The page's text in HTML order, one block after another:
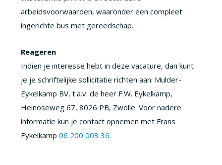
arbeidsvoorwaarden, waaronder een compleet
ingerichte bus met gereedschap.
Reageren
Indien je interesse hebt in deze vacature, dan kunt
je je schriftelijke sollicitatie richten aan: Mulder-
Eykelkamp BV, t.a.v. de heer F.W. Eykelkamp,
Heinoseweg 67, 8026 PB, Zwolle. Voor nadere
informatie kun je contact opnemen met Frans
Eykelkamp 06 200 003 36.